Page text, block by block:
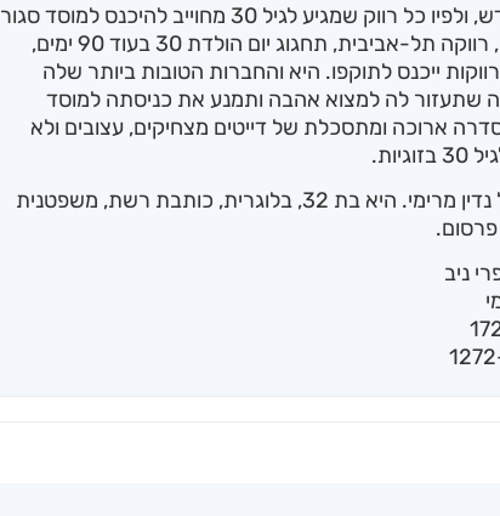
בישראל חוקק חוק חדש, ולפיו כל רווק שמגיע לגיל 30 מחוייב להיכנס למוסד סגור
לטיפול ברווקותּ. מיכל, רווקה תל-אביבית, תחגוג יום הולדת 30 בעוד 90 ימים,
ייכנס לתוקפו. היא והחברות הטובות ביותר שלה
שתעזור לה למצוא אהבה ותמנע את כניסתה למוסד
ארוכה ומתסכלת של דייטים מצחיקים, עצובים ולא
זהו ספרה הראשון של נדין מרימי. היא בת 32, בלוגרית, כותבת רשת, משפטנית
פרסום.
ניב